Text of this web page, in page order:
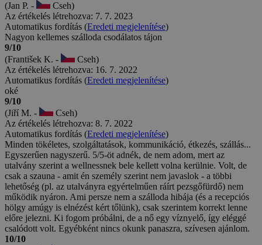
(Jan P. -
Cseh)
Az értékelés létrehozva: 7. 7. 2023
Automatikus fordítás (Eredeti megjelenítése)
Nagyon kellemes szálloda csodálatos tájon
9/10
(František K. -
Cseh)
Az értékelés létrehozva: 16. 7. 2022
Automatikus fordítás (Eredeti megjelenítése)
oké
9/10
(Jiří M. -
Cseh)
Az értékelés létrehozva: 8. 7. 2022
Automatikus fordítás (Eredeti megjelenítése)
Minden tökéletes, szolgáltatások, kommunikáció, étkezés, szállás...
Egyszerűen nagyszerű. 5/5-öt adnék, de nem adom, mert az
utalvány szerint a wellnessnek bele kellett volna kerülnie. Volt, de
csak a szauna - amit én személy szerint nem javaslok - a többi
lehetőség (pl. az utalványra egyértelműen ráírt pezsgőfürdő) nem
működik nyáron. Ami persze nem a szálloda hibája (és a recepciós
hölgy amúgy is elnézést kért tőlünk), csak szerintem korrekt lenne
előre jelezni. Ki fogom próbálni, de a nő egy víznyelő, így eléggé
csalódott volt. Egyébként nincs okunk panaszra, szívesen ajánlom.
10/10